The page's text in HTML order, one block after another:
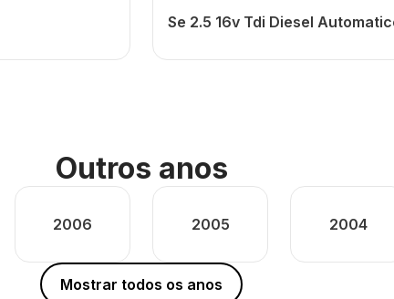
Se 2.5 16v Tdi Diesel
Outros anos
2006 2005 2004
Mostrar todos os anos